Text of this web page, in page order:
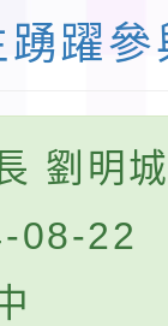
踴躍參
劉明
08-22